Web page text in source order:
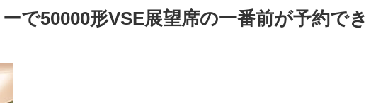
で50000形VSE展望席の一番前が予約でき